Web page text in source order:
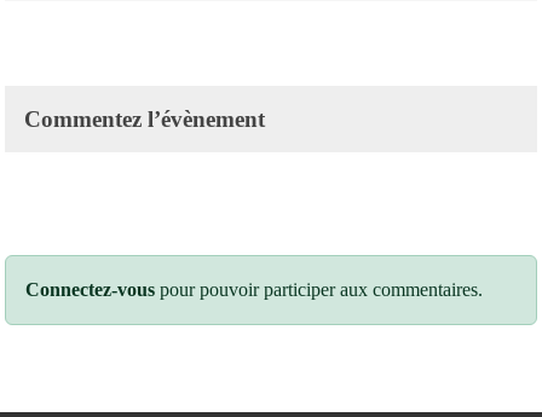
Commentez l’évènement
Connectez-vous pour pouvoir participer aux commentaires.